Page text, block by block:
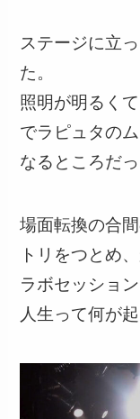
ステージに立
た。
照明が明るく
でラピュタの
なるところだっ
場面転換の合
トリをつとめ
ラボセッション
人生って何が